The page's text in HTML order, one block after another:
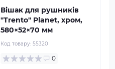
Вішак для рушників
"Trento" Planet, хром,
580×52×70 мм
Код товару: 55320
0